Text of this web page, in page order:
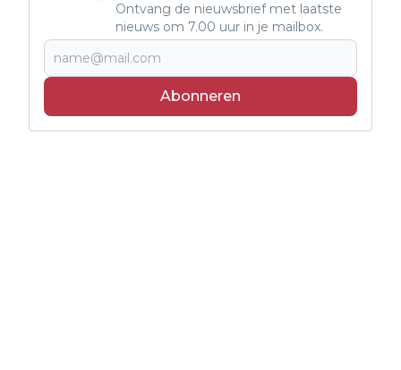
Ontvang de nieuwsbrief met laatste
nieuws om 7.00 uur in je mailbox.
Abonneren